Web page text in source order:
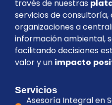
través de nuestras
servicios de consultoría,
organizaciones a
información ambiental,
facilitando decisiones
valor y un impacto
Servicios
Asesoría Integral en